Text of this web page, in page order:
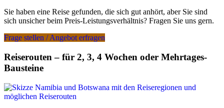
Sie haben eine Reise gefunden, die sich gut anhört, aber Sie sind
sich unsicher beim Preis-Leistungsverhältnis? Fragen Sie uns gern.
Frage stellen / Angebot erfragen
Reiserouten – für 2, 3, 4 Wochen oder Mehrtages-
Bausteine